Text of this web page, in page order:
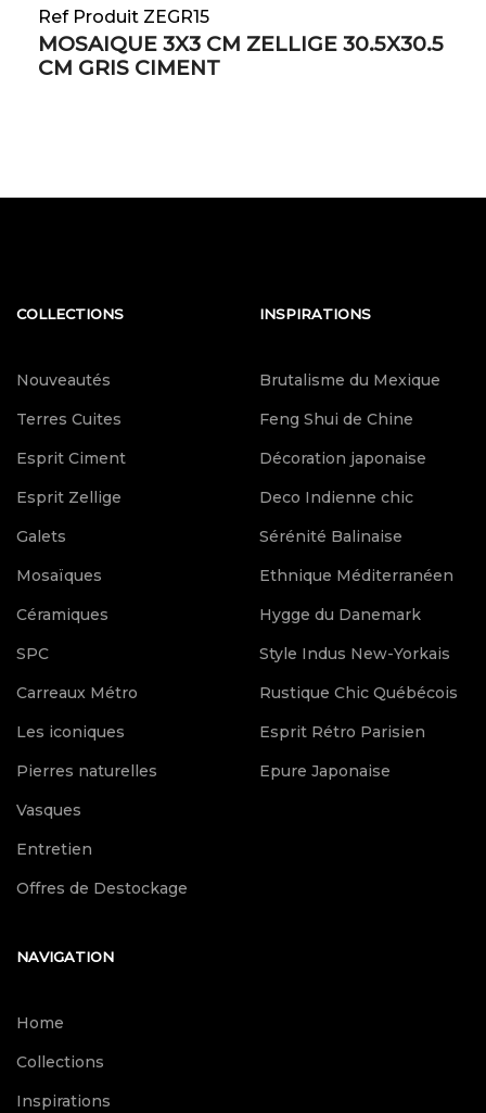
Ref Produit ZEGR15
MOSAIQUE 3X3 CM ZELLIGE 30.5X30.5
CM GRIS CIMENT
COLLECTIONS
Nouveautés
Terres Cuites
Esprit Ciment
Esprit Zellige
Galets
Mosaïques
Céramiques
SPC
Carreaux Métro
Les iconiques
Pierres naturelles
Vasques
Entretien
Offres de Destockage
INSPIRATIONS
Brutalisme du Mexique
Feng Shui de Chine
Décoration japonaise
Deco Indienne chic
Sérénité Balinaise
Ethnique Méditerranéen
Hygge du Danemark
Style Indus New-Yorkais
Rustique Chic Québécois
Esprit Rétro Parisien
Epure Japonaise
NAVIGATION
Home
Collections
Inspirations